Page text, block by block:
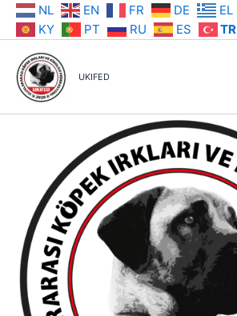
İçeriğe NL EN FR DE EL
KY
PT RU ES TR
UKIFED